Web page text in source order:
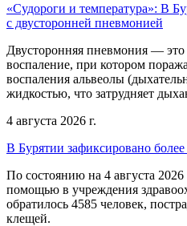
«Судороги и температура»: В
с двусторонней пневмонией
Двусторонняя пневмония —
воспаление, при котором
воспаления альвеолы
жидкостью, что затрудняет
4 августа 2026 г.
В Бурятии зафиксировано
По состоянию на 4 августа
помощью в учреждения
обратилось 4585 человек,
клещей.